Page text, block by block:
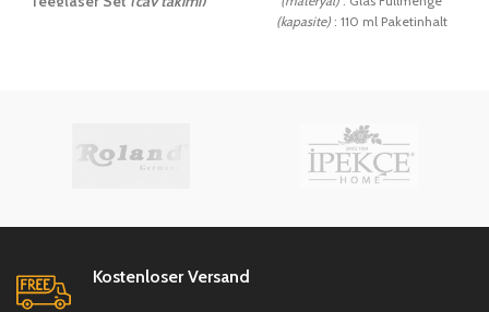
bardağı)
(kapasite): 110 ml Paketinhalt
Kostenloser Versand